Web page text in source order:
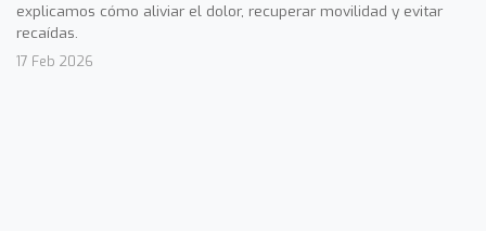
explicamos cómo aliviar el dolor, recuperar movilidad y evitar
recaídas.
17 Feb 2026